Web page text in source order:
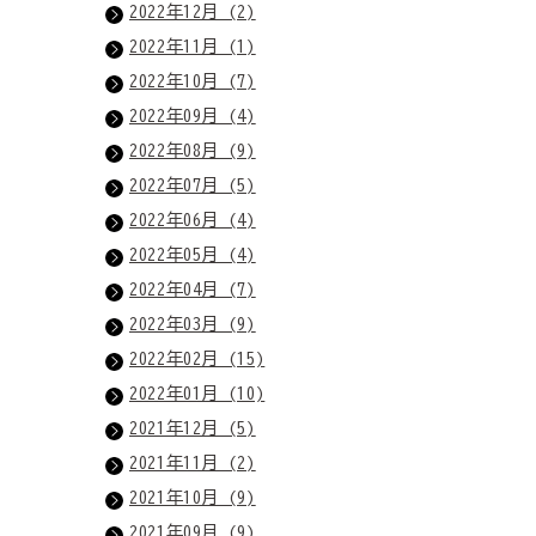
2022年12月 (2)
2022年11月 (1)
2022年10月 (7)
2022年09月 (4)
2022年08月 (9)
2022年07月 (5)
2022年06月 (4)
2022年05月 (4)
2022年04月 (7)
2022年03月 (9)
2022年02月 (15)
2022年01月 (10)
2021年12月 (5)
2021年11月 (2)
2021年10月 (9)
2021年09月 (9)